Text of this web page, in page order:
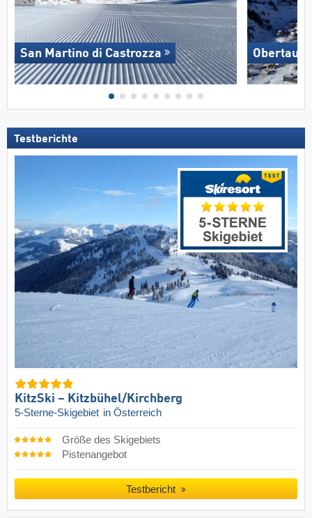
San Martino di Castrozza
Testberichte
KitzSki – Kitzbühel/​Kirchberg
5-Sterne-Skigebiet in Österreich
Größe des Skigebiets
Pistenangebot
Testbericht